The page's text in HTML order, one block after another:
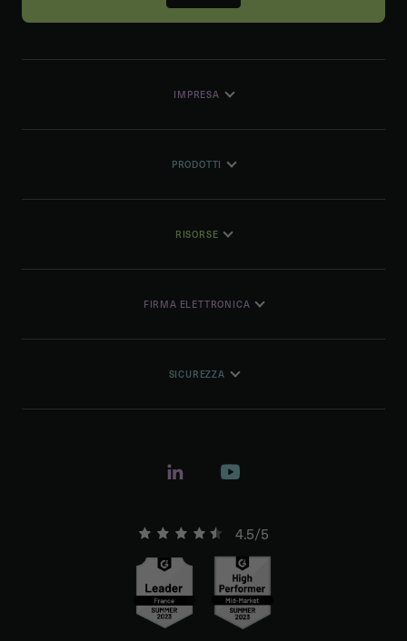
IMPRESA
PRODOTTI
RISORSE
FIRMA ELETTRONICA
SICUREZZA
4.5/5